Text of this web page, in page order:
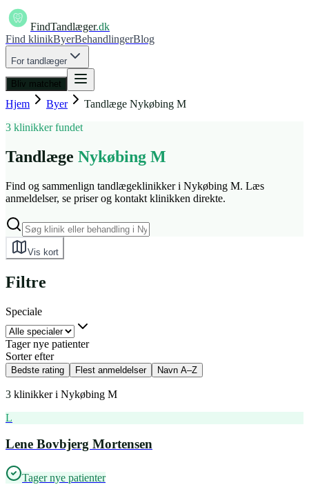
FindTandlæger.dk
Find klinikByerBehandlingerBlog
For tandlæger
Bliv matchet
Hjem Byer Tandlæge Nykøbing M
3 klinikker fundet
Tandlæge Nykøbing M
Find og sammenlign tandlægeklinikker i Nykøbing M. Læs
anmeldelser, se priser og kontakt klinikken direkte.
Vis kort
Filtre
Speciale
Tager nye patienter
Sorter efter
Bedste rating Flest anmeldelser Navn A–Z
3 klinikker i Nykøbing M
L
Lene Bovbjerg Mortensen
Tager nye patienter